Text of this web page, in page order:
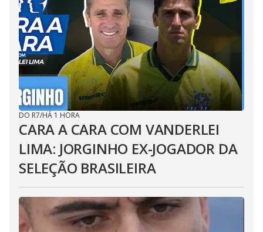
DO R7/HÁ 1 HORA
CARA A CARA COM VANDERLEI
LIMA: JORGINHO EX-JOGADOR DA
SELEÇÃO BRASILEIRA